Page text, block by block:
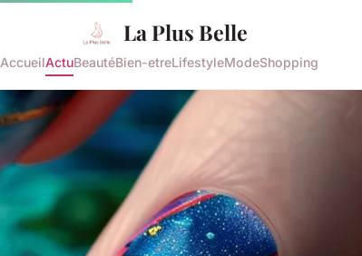
La Plus Belle
AccueilActuBeautéBien-etreLifestyleModeShopping